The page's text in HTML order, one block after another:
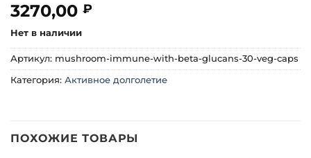
3270,00 ₽
Нет в наличии
Артикул: mushroom-immune-with-beta-glucans-30-veg-caps
Категория: Активное долголетие
ПОХОЖИЕ ТОВАРЫ